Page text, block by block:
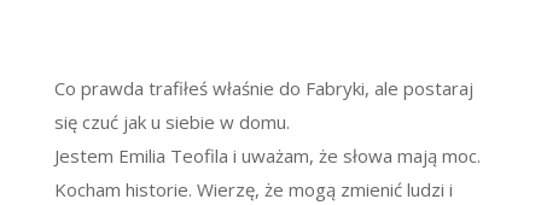
Co prawda trafiłeś właśnie do Fabryki, ale postaraj
się czuć jak u siebie w domu.
Jestem Emilia Teofila i uważam, że słowa mają moc.
Kocham historie. Wierzę, że mogą zmienić ludzi i